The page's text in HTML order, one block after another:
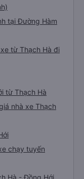
tại Đường Hàm
từ Thạch Hà đi
từ Thạch Hà
nhà xe Thạch
chạy tuyến
Hà - Đồng Hới